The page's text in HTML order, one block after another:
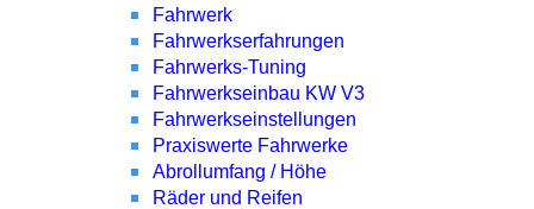
Fahrwerk
Fahrwerkserfahrungen
Fahrwerks-Tuning
Fahrwerkseinbau KW V3
Fahrwerkseinstellungen
Praxiswerte Fahrwerke
Abrollumfang / Höhe
Räder und Reifen